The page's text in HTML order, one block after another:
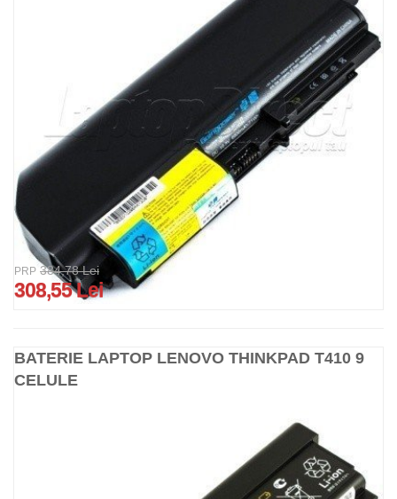
PRP 384,78 Lei
308,55 Lei
BATERIE LAPTOP LENOVO THINKPAD T410 9
CELULE